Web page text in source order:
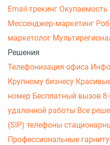
Email-трекинг Окупаемость
Мессенджер‑маркетинг
маркетолог
Решения
Телефонизация офиса
Крупному бизнесу
номер Бесплатный вызов
удаленной работы Все
(SIP) телефоны
Профессиональные